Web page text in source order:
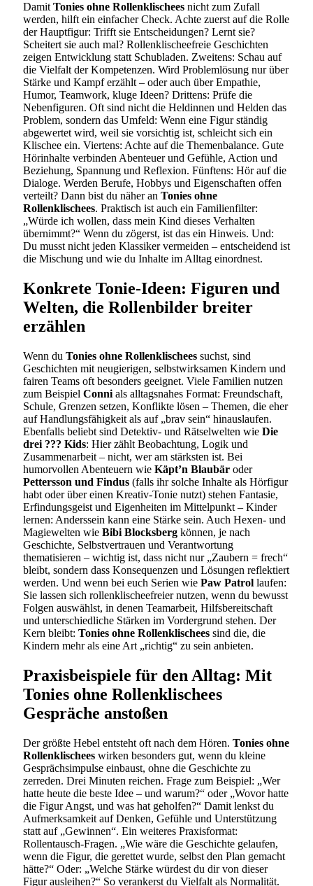
Damit Tonies ohne Rollenklischees nicht zum Zufall
werden, hilft ein einfacher Check. Achte zuerst auf die Rolle
der Hauptfigur: Trifft sie Entscheidungen? Lernt sie?
Scheitert sie auch mal? Rollenklischeefreie Geschichten
zeigen Entwicklung statt Schubladen. Zweitens: Schau auf
die Vielfalt der Kompetenzen. Wird Problemlösung nur über
Stärke und Kampf erzählt – oder auch über Empathie,
Humor, Teamwork, kluge Ideen? Drittens: Prüfe die
Nebenfiguren. Oft sind nicht die Heldinnen und Helden das
Problem, sondern das Umfeld: Wenn eine Figur ständig
abgewertet wird, weil sie vorsichtig ist, schleicht sich ein
Klischee ein. Viertens: Achte auf die Themenbalance. Gute
Hörinhalte verbinden Abenteuer und Gefühle, Action und
Beziehung, Spannung und Reflexion. Fünftens: Hör auf die
Dialoge. Werden Berufe, Hobbys und Eigenschaften offen
verteilt? Dann bist du näher an Tonies ohne
Rollenklischees. Praktisch ist auch ein Familienfilter:
„Würde ich wollen, dass mein Kind dieses Verhalten
übernimmt?“ Wenn du zögerst, ist das ein Hinweis. Und:
Du musst nicht jeden Klassiker vermeiden – entscheidend ist
die Mischung und wie du Inhalte im Alltag einordnest.
Konkrete Tonie-Ideen: Figuren und
Welten, die Rollenbilder breiter
erzählen
Wenn du Tonies ohne Rollenklischees suchst, sind
Geschichten mit neugierigen, selbstwirksamen Kindern und
fairen Teams oft besonders geeignet. Viele Familien nutzen
zum Beispiel Conni als alltagsnahes Format: Freundschaft,
Schule, Grenzen setzen, Konflikte lösen – Themen, die eher
auf Handlungsfähigkeit als auf „brav sein“ hinauslaufen.
Ebenfalls beliebt sind Detektiv- und Rätselwelten wie Die
drei ??? Kids: Hier zählt Beobachtung, Logik und
Zusammenarbeit – nicht, wer am stärksten ist. Bei
humorvollen Abenteuern wie Käpt’n Blaubär oder
Pettersson und Findus (falls ihr solche Inhalte als Hörfigur
habt oder über einen Kreativ-Tonie nutzt) stehen Fantasie,
Erfindungsgeist und Eigenheiten im Mittelpunkt – Kinder
lernen: Anderssein kann eine Stärke sein. Auch Hexen- und
Magiewelten wie Bibi Blocksberg können, je nach
Geschichte, Selbstvertrauen und Verantwortung
thematisieren – wichtig ist, dass nicht nur „Zaubern = frech“
bleibt, sondern dass Konsequenzen und Lösungen reflektiert
werden. Und wenn bei euch Serien wie Paw Patrol laufen:
Sie lassen sich rollenklischeefreier nutzen, wenn du bewusst
Folgen auswählst, in denen Teamarbeit, Hilfsbereitschaft
und unterschiedliche Stärken im Vordergrund stehen. Der
Kern bleibt: Tonies ohne Rollenklischees sind die, die
Kindern mehr als eine Art „richtig“ zu sein anbieten.
Praxisbeispiele für den Alltag: Mit
Tonies ohne Rollenklischees
Gespräche anstoßen
Der größte Hebel entsteht oft nach dem Hören. Tonies ohne
Rollenklischees wirken besonders gut, wenn du kleine
Gesprächsimpulse einbaust, ohne die Geschichte zu
zerreden. Drei Minuten reichen. Frage zum Beispiel: „Wer
hatte heute die beste Idee – und warum?“ oder „Wovor hatte
die Figur Angst, und was hat geholfen?“ Damit lenkst du
Aufmerksamkeit auf Denken, Gefühle und Unterstützung
statt auf „Gewinnen“. Ein weiteres Praxisformat:
Rollentausch-Fragen. „Wie wäre die Geschichte gelaufen,
wenn die Figur, die gerettet wurde, selbst den Plan gemacht
hätte?“ Oder: „Welche Stärke würdest du dir von dieser
Figur ausleihen?“ So verankerst du Vielfalt als Normalität.